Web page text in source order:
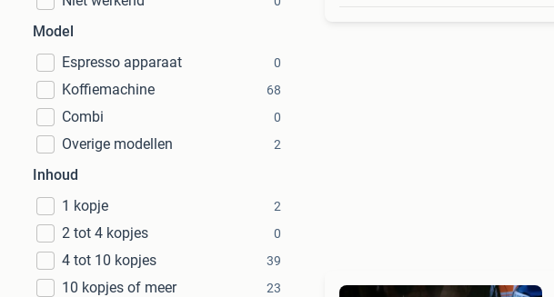
Model
Espresso apparaat
0
Koffiemachine 68
Combi 0
Overige modellen 2
Inhoud
1 kopje
2
2 tot 4 kopjes 0
4 tot 10 kopjes 39
10 kopjes of meer 23